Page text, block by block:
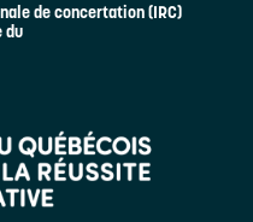
de concertation (IRC)
du